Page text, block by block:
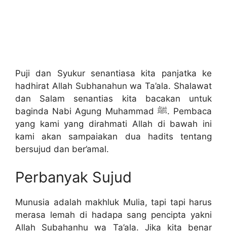
Puji dan Syukur senantiasa kita panjatka ke
hadhirat Allah Subhanahun wa Ta’ala. Shalawat
dan Salam senantias kita bacakan untuk
baginda Nabi Agung Muhammad ﷺ. Pembaca
yang kami yang dirahmati Allah di bawah ini
kami akan sampaiakan dua hadits tentang
bersujud dan ber’amal.
Perbanyak Sujud
Munusia adalah makhluk Mulia, tapi tapi harus
merasa lemah di hadapa sang pencipta yakni
Allah Subahanhu wa Ta’ala. Jika kita benar